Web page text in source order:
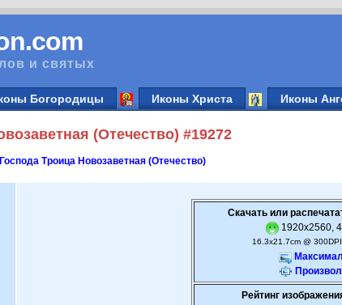
и святых
Богородицы Иконы Христа Иконы
(Отечество) #19272
Троица Новозаветная (Отечество)
Скачать или
1920x2560,
16.3x21.7cm @
Рейтинг